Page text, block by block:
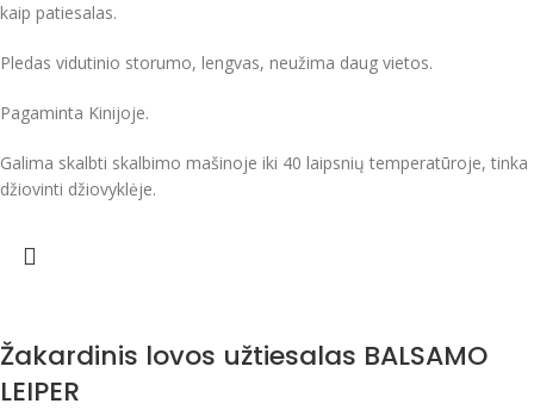
kaip patiesalas.
Pledas vidutinio storumo, lengvas, neužima daug vietos.
Pagaminta Kinijoje.
Galima skalbti skalbimo mašinoje iki 40 laipsnių temperatūroje, tinka
džiovinti džiovyklėje.
Žakardinis lovos užtiesalas BALSAMO
LEIPER